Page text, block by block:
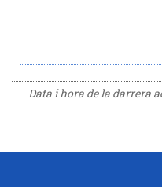
Data i hora de la darrera